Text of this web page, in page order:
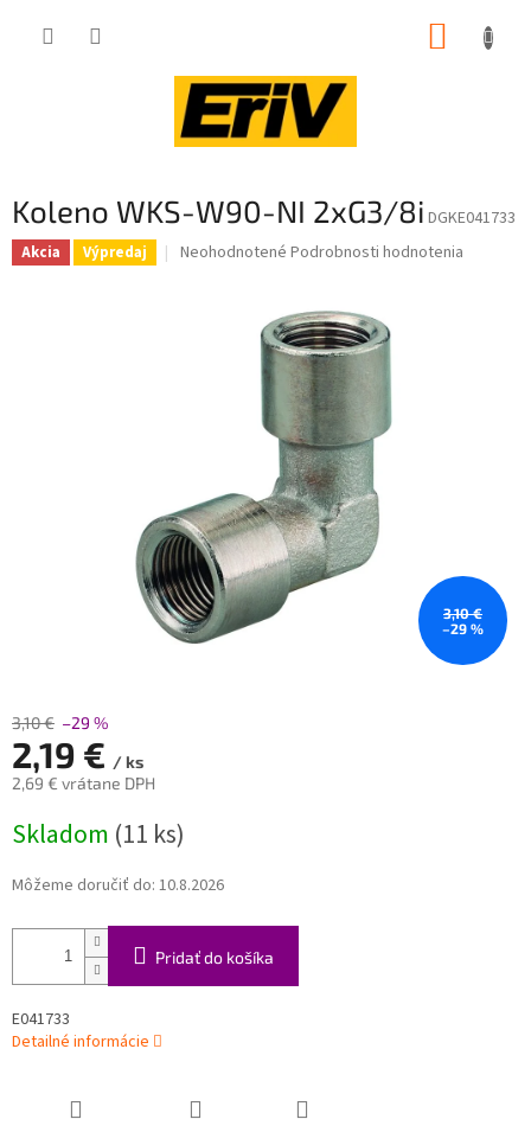
Koleno WKS-W90-NI 2xG3/8i DGKE041733
Akcia Výpredaj
Priemerné
Neohodnotené Podrobnosti hodnotenia
3,10 €
–29 %
3,10 € –29 %
2,19 € / ks
2,69 € vrátane DPH
cena:
Skladom (11 ks)
Môžeme doručiť do: 10.8.2026
Pridať do košíka
E041733
Detailné informácie